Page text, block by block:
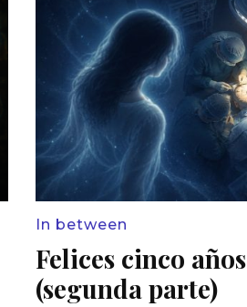
In between
Felices cinco años
(segunda parte)